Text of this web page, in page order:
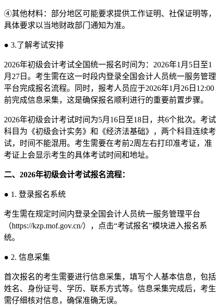
④其他材料：部分地区可能要求提供工作证明、社保证明等，
具体要求以当地财政部门通知为准。
● 3.了解考试安排
2026年初级会计考试全国统一报名时间为：2026年1月5日至1
月27日。考生需在这一时段内登录全国会计人员统一服务管理
平台完成报名流程。同时，报考人员应于2026年1月26日12:00
前完成信息采集，这是确保报名顺利进行的重要前置步骤。
2026年初级会计考试时间为5月16日至18日，共6个批次。考试
科目为《初级会计实务》和《经济法基础》，两个科目连续考
试，时间不能混用。考生需要在考前2周左右打印准考证，准
考证上会显示考生的具体考试时间和地址。
二、2026年初级会计考试报名流程：
● 1. 登录报名系统
考生需在规定时间内登录全国会计人员统一服务管理平台
（https://kzp.mof.gov.cn/），点击“考试报名”模块进入报名系
统。
● 2. 信息采集
首次报名的考生需要进行信息采集，填写个人基本信息，包括
姓名、身份证号、学历、联系方式等。信息采集完成后，考生
需仔细核对信息，确保准确无误。